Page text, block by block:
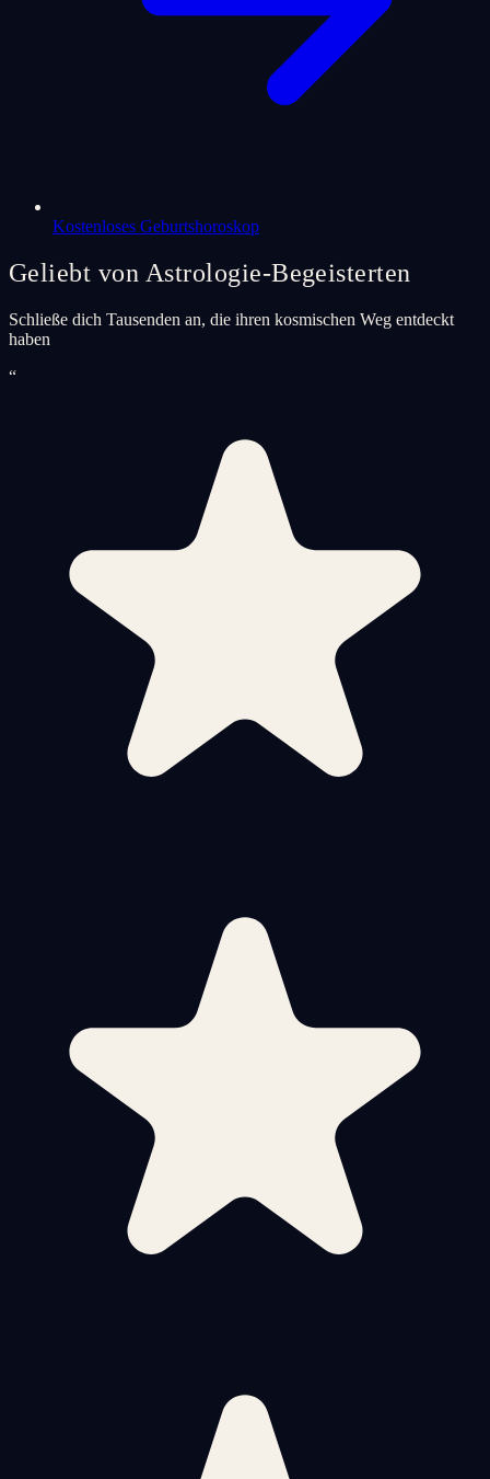
Kostenloses Geburtshoroskop
Geliebt von Astrologie-Begeisterten
Schließe dich Tausenden an, die ihren kosmischen Weg entdeckt
haben
“